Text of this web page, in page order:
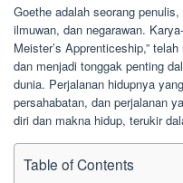
Goethe adalah seorang
ilmuwan, dan negarawan.
Meister’s Apprenticeship,”
dan menjadi tonggak penting
dunia. Perjalanan hidupnya
persahabatan, dan perjalanan
diri dan makna hidup, terukir
Table of Contents